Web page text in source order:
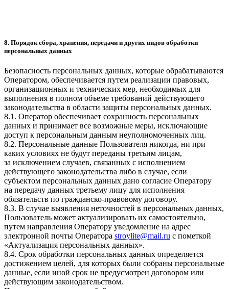
8. Порядок сбора, хранения, передачи и других видов обработки
персональных данных
Безопасность персональных данных, которые обрабатываются
Оператором, обеспечивается путем реализации правовых,
организационных и технических мер, необходимых для
выполнения в полном объеме требований действующего
законодательства в области защиты персональных данных.
8.1. Оператор обеспечивает сохранность персональных
данных и принимает все возможные меры, исключающие
доступ к персональным данным неуполномоченных лиц.
8.2. Персональные данные Пользователя никогда, ни при
каких условиях не будут переданы третьим лицам,
за исключением случаев, связанных с исполнением
действующего законодательства либо в случае, если
субъектом персональных данных дано согласие Оператору
на передачу данных третьему лицу для исполнения
обязательств по гражданско-правовому договору.
8.3. В случае выявления неточностей в персональных данных,
Пользователь может актуализировать их самостоятельно,
путем направления Оператору уведомление на адрес
электронной почты Оператора stroylite@mail.ru с пометкой
«Актуализация персональных данных».
8.4. Срок обработки персональных данных определяется
достижением целей, для которых были собраны персональные
данные, если иной срок не предусмотрен договором или
действующим законодательством.